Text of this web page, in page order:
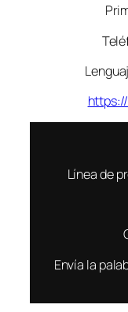
Línea de
Envía la